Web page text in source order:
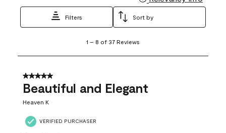
Filters Sort by
8
37
Reviews
1 – 8 of 37 Reviews
5 out of 5 stars.
Beautiful and Elegant
Heaven K
VERIFIED PURCHASER